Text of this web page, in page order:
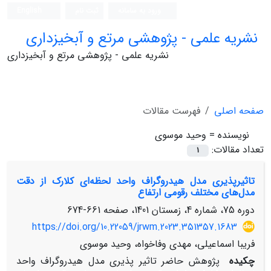
نشریه علمی - پژوهشی مرتع و آبخیزداری
نشریه علمی - پژوهشی مرتع و آبخیزداری
صفحه اصلی
فهرست مقالات
نویسنده = وحید موسوی
تعداد مقالات:
1
تاثیرپذیری مدل هیدروگراف واحد لحظه‌ای کلارک از دقت
مدل‌های مختلف رقومی ارتفاع
دوره 75، شماره 4، زمستان 1401، صفحه
661-674
https://doi.org/10.22059/jrwm.2023.351357.1683
فریبا اسماعیلی، مهدی وفاخواه، وحید موسوی
چکیده
پژوهش حاضر تاثیر پذیری مدل هیدروگراف واحد